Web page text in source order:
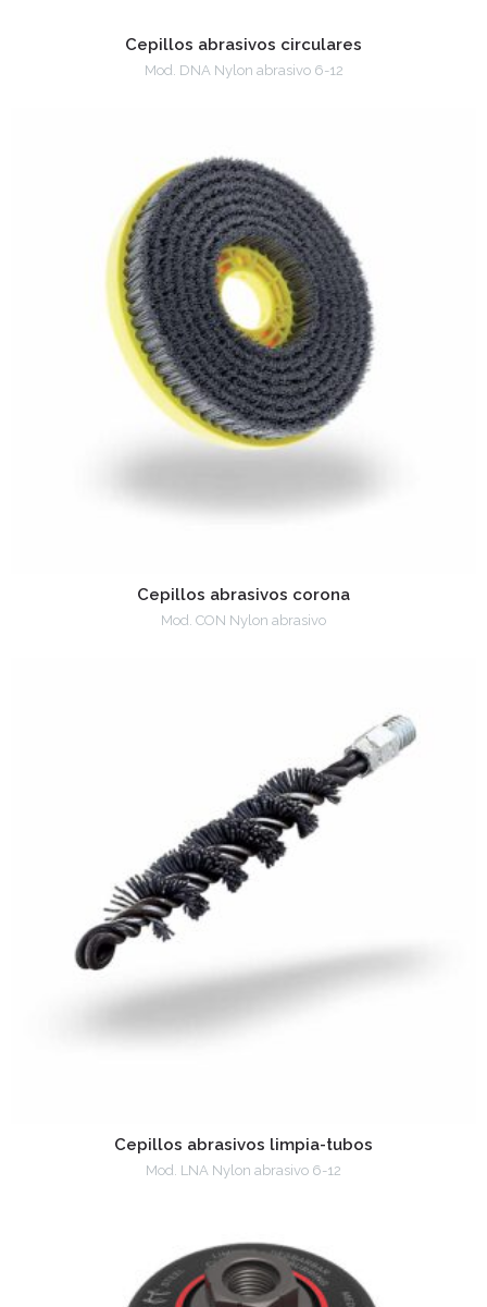
Cepillos abrasivos circulares
Mod. DNA Nylon abrasivo 6-12
Cepillos abrasivos corona
Mod. CON Nylon abrasivo
Cepillos abrasivos limpia-tubos
Mod. LNA Nylon abrasivo 6-12